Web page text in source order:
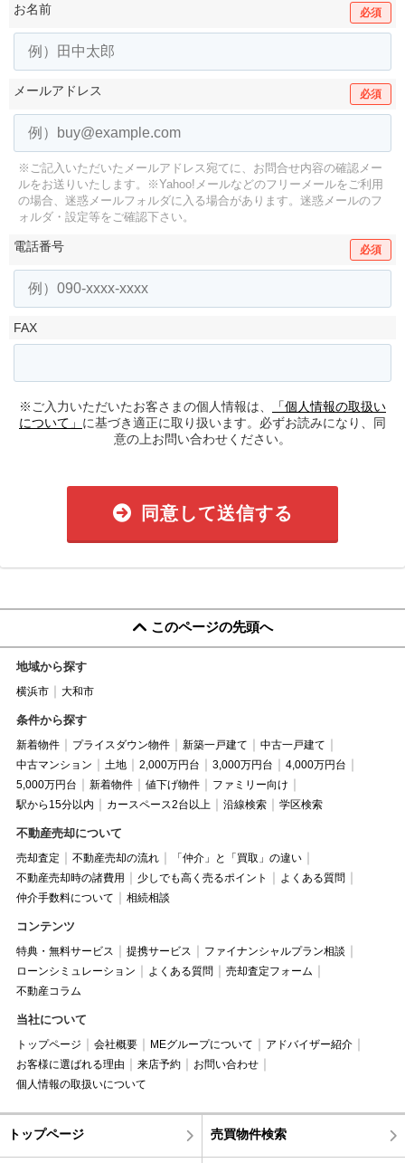
お名前 必須
メールアドレス 必須
※ご記入いただいたメールアドレス宛てに、お問合せ内容の確認メー
ルをお送りいたします。
※Yahoo!メールなどのフリーメールをご利用
の場合、迷惑メールフォルダに入る場合があります。 迷惑メールのフ
ォルダ・設定等をご確認下さい。
電話番号 必須
FAX
※ご入力いただいたお客さまの個人情報は、
「個人情報の取扱い
について」 に基づき適正に取り扱います。必ずお読みになり、同
意の上お問い合わせください。
同意して送信する
このページの先頭へ
地域から探す
横浜市 大和市
条件から探す
新着物件 プライスダウン物件 新築一戸建て
中古一戸建て
中古マンション
土地 2,000万円台 3,000万円台
4,000万円台
5,000万円台
新着物件 値下げ物件
ファミリー向け
駅から15分以内
カースペース2台以上 沿線検索 学区検索
不動産売却について
売却査定 不動産売却の流れ
「仲介」と「買取」の違い
不動産売却時の諸費用
少しでも高く売るポイント
よくある質問
仲介手数料について
相続相談
コンテンツ
特典・無料サービス 提携サービス
ファイナンシャルプラン相談
ローンシミュレーション
よくある質問
売却査定フォーム
不動産コラム
当社について
トップページ 会社概要 MEグループについて
アドバイザー紹介
お客様に選ばれる理由
来店予約
お問い合わせ
個人情報の取扱いについて
トップページ 売買物件検索